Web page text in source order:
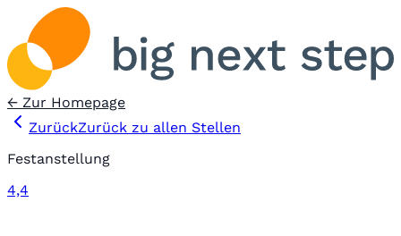
← Zur Homepage
ZurückZurück zu allen Stellen
Festanstellung
4,4